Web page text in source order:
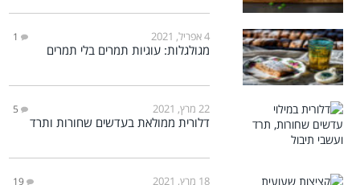
4 אפריל, 2021 1
מגולגלות: עוגיות תמרים בלי תמרים
22 מרץ, 2021 5
דלורית ממולאת בעדשים שחורות ותרד
18 מרץ, 2021 19